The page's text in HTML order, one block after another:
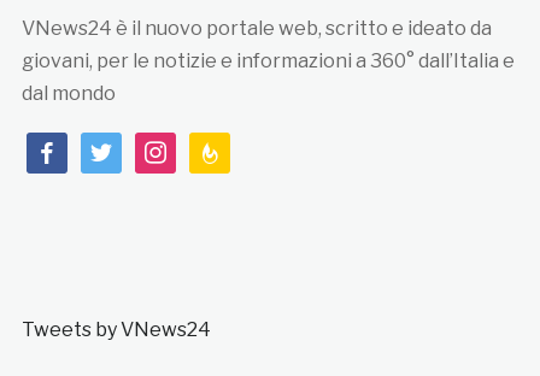
VNews24 è il nuovo portale web, scritto e ideato da
giovani, per le notizie e informazioni a 360° dall’Italia e
dal mondo
facebooktwitterinstagramfeedburner
Tweets by VNews24